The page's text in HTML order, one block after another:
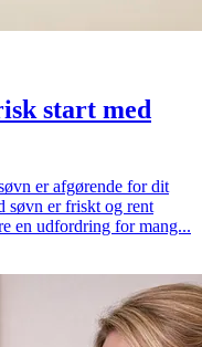
start med
er afgørende for dit
søvn er friskt og rent
en udfordring for mang...